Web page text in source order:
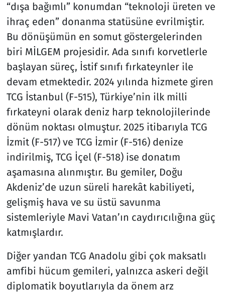
“dışa bağımlı” konumdan “teknoloji üreten ve
ihraç eden” donanma statüsüne evrilmiştir.
Bu dönüşümün en somut göstergelerinden
biri MİLGEM projesidir. Ada sınıfı korvetlerle
başlayan süreç, İstif sınıfı fırkateynler ile
devam etmektedir. 2024 yılında hizmete giren
TCG İstanbul (F-515), Türkiye’nin ilk milli
fırkateyni olarak deniz harp teknolojilerinde
dönüm noktası olmuştur. 2025 itibarıyla TCG
İzmit (F-517) ve TCG İzmir (F-516) denize
indirilmiş, TCG İçel (F-518) ise donatım
aşamasına alınmıştır. Bu gemiler, Doğu
Akdeniz’de uzun süreli harekât kabiliyeti,
gelişmiş hava ve su üstü savunma
sistemleriyle Mavi Vatan’ın caydırıcılığına güç
katmışlardır.
Diğer yandan TCG Anadolu gibi çok maksatlı
amfibi hücum gemileri, yalnızca askeri değil
diplomatik boyutlarıyla da önem arz